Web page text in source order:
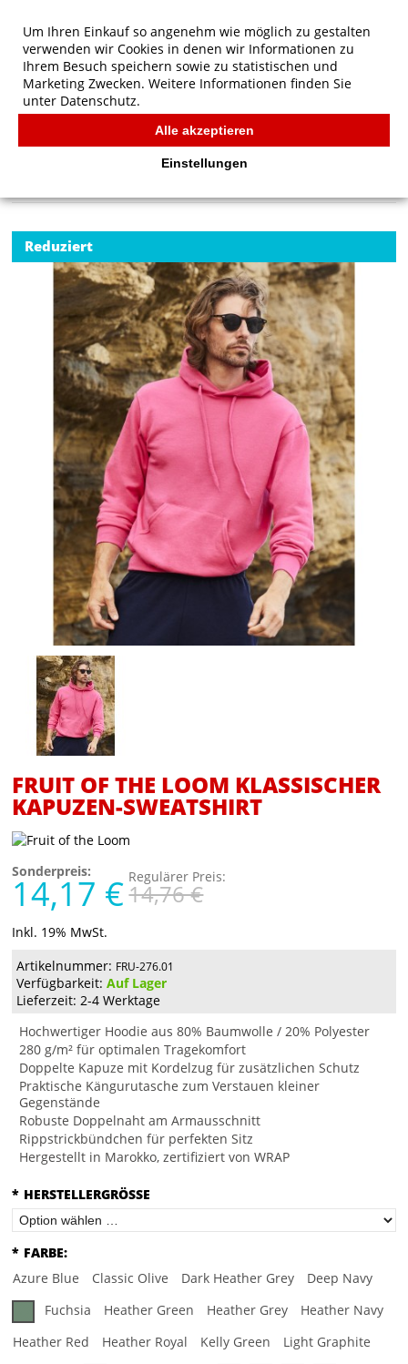
Fruit of the Loom Klassischer Kapuzen-Sweatshirt
FRUIT OF THE LOOM
Reduziert
FRUIT OF THE LOOM KLASSISCHER
KAPUZEN-SWEATSHIRT
Sonderpreis:
14,17 € Regulärer Preis:
14,76 €
Inkl. 19% MwSt.
Artikelnummer: FRU-276.01
Verfügbarkeit:Auf Lager
Lieferzeit: 2-4 Werktage
Hochwertiger Hoodie aus 80% Baumwolle / 20% Polyester
280 g/m² für optimalen Tragekomfort
Doppelte Kapuze mit Kordelzug für zusätzlichen Schutz
Praktische Kängurutasche zum Verstauen kleiner
Gegenstände
Robuste Doppelnaht am Armausschnitt
Rippstrickbündchen für perfekten Sitz
Hergestellt in Marokko, zertifiziert von WRAP
* HERSTELLERGRÖSSE
* FARBE:
Azure Blue
Classic Olive Dark Heather Grey
Deep Navy
Fuchsia
Heather Green Heather Grey
Heather Navy
Heather Red
Heather Royal Kelly Green
Light Graphite
Um Ihren Einkauf so angenehm wie möglich zu gestalten
verwenden wir Cookies in denen wir Informationen zu
Ihrem Besuch speichern sowie zu statistischen und
Marketing Zwecken. Weitere Informationen finden Sie
unter Datenschutz.
Alle akzeptieren
Einstellungen